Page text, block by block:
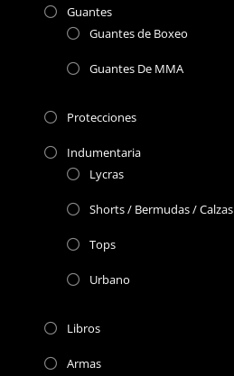
Guantes
Guantes de Boxeo
Guantes De MMA
Protecciones
Indumentaria
Lycras
Shorts / Bermudas / Calzas
Tops
Urbano
Libros
Armas